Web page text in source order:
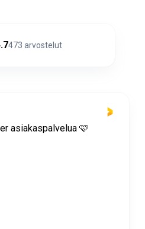
473 arvostelut
asiakaspalvelua 🩷